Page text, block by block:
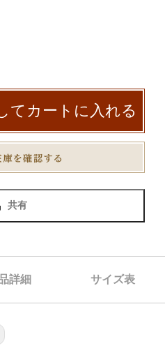
てカートに入れる
共有
詳細 サイズ表